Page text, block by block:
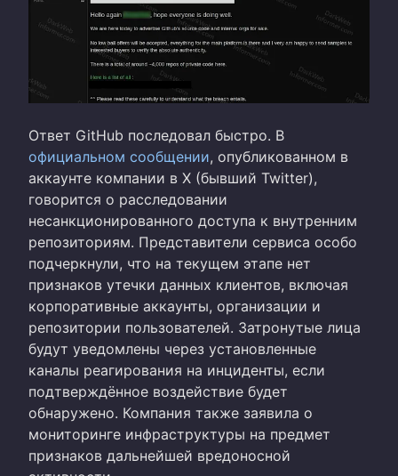
Ответ GitHub последовал быстро. В
официальном сообщении, опубликованном в
аккаунте компании в X (бывший Twitter),
говорится о расследовании
несанкционированного доступа к внутренним
репозиториям. Представители сервиса особо
подчеркнули, что на текущем этапе нет
признаков утечки данных клиентов, включая
корпоративные аккаунты, организации и
репозитории пользователей. Затронутые лица
будут уведомлены через установленные
каналы реагирования на инциденты, если
подтверждённое воздействие будет
обнаружено. Компания также заявила о
мониторинге инфраструктуры на предмет
признаков дальнейшей вредоносной